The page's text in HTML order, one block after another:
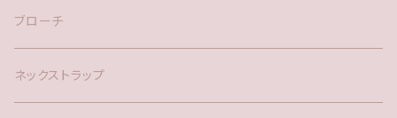
ブローチ
ネックストラップ